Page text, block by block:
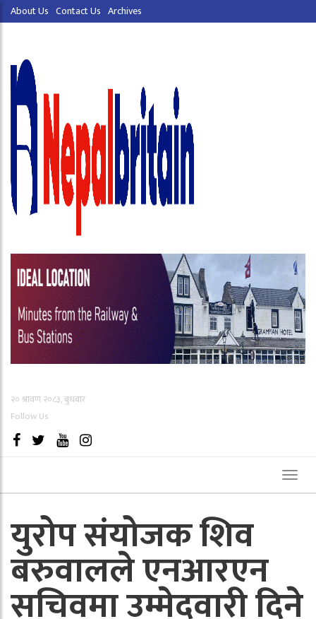
About Us Contact Us Archives
२० श्रावण २०८३, बुधबार
Follow Us
युरोप संयोजक शिव
बरुवालले एनआरएन
सचिवमा उम्मेदवारी दिने